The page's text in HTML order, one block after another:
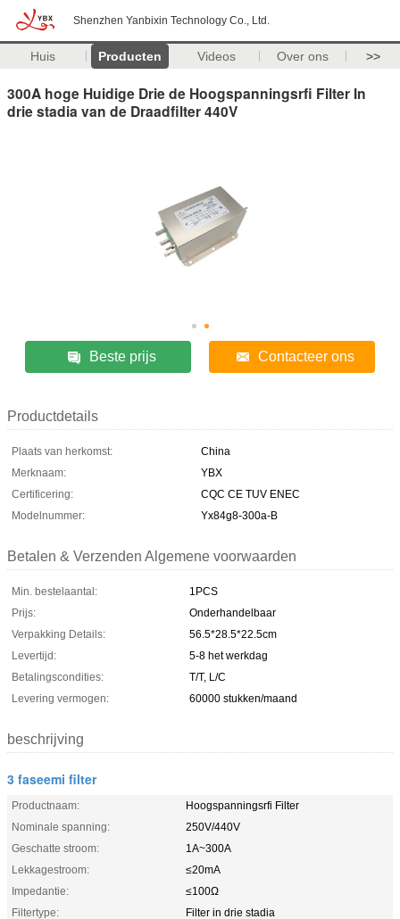
Shenzhen Yanbixin Technology Co., Ltd.
Huis Producten Videos Over ons >>
300A hoge Huidige Drie de Hoogspanningsrfi Filter In
drie stadia van de Draadfilter 440V
Beste prijs Contacteer ons
Productdetails
Plaats van herkomst:
China
Merknaam:
YBX
Certificering:
CQC CE TUV ENEC
Modelnummer:
Yx84g8-300a-B
Betalen & Verzenden Algemene voorwaarden
Min. bestelaantal:
1PCS
Prijs:
Onderhandelbaar
Verpakking Details:
56.5*28.5*22.5cm
Levertijd:
5-8 het werkdag
Betalingscondities:
T/T, L/C
Levering vermogen:
60000 stukken/maand
beschrijving
3 faseemi filter
Productnaam:
Hoogspanningsrfi Filter
Nominale spanning:
250V/440V
Geschatte stroom:
1A~300A
Lekkagestroom:
≤20mA
Impedantie:
≤100Ω
Filtertype:
Filter in drie stadia